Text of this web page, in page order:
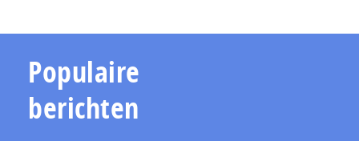
Populaire
berichten